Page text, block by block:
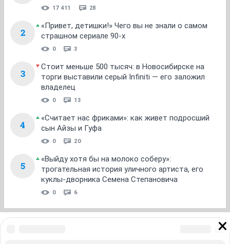
17 411 28
2
«Привет, детишки!» Чего вы не знали о самом
страшном сериале 90-х
0 3
3
Стоит меньше 500 тысяч: в Новосибирске на
торги выставили серый Infiniti — его заложил
владелец
0 13
4
«Считает нас фриками»: как живет подросший
сын Айзы и Гуфа
0 20
5
«Выйду хотя бы на молоко соберу»:
трогательная история уличного артиста, его
куклы-дворника Семена Степановича
0 6